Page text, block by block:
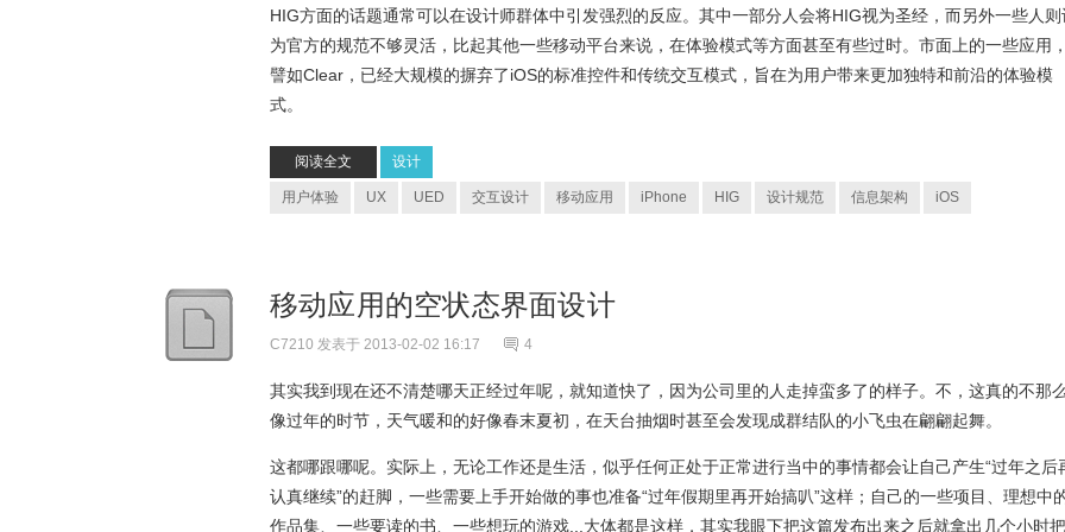
HIG方面的话题通常可以在设计师群体中引发强烈的反应。其中一部分人会将HIG视为圣经，而另外一些人则
为官方的规范不够灵活，比起其他一些移动平台来说，在体验模式等方面甚至有些过时。市面上的一些应用，
譬如Clear，已经大规模的摒弃了iOS的标准控件和传统交互模式，旨在为用户带来更加独特和前沿的体验模
式。
阅读全文 设计
用户体验 UX UED 交互设计 移动应用 iPhone HIG 设计规范 信息架构 iOS
移动应用的空状态界面设计
C7210 发表于 2013-02-02 16:17 4
其实我到现在还不清楚哪天正经过年呢，就知道快了，因为公司里的人走掉蛮多了的样子。不，这真的不那么
像过年的时节，天气暖和的好像春末夏初，在天台抽烟时甚至会发现成群结队的小飞虫在翩翩起舞。
这都哪跟哪呢。实际上，无论工作还是生活，似乎任何正处于正常进行当中的事情都会让自己产生“过年之后
认真继续”的赶脚，一些需要上手开始做的事也准备“过年假期里再开始搞叭”这样；自己的一些项目、理想中
作品集、一些要读的书、一些想玩的游戏...大体都是这样，其实我眼下把这篇发布出来之后就拿出几个小时